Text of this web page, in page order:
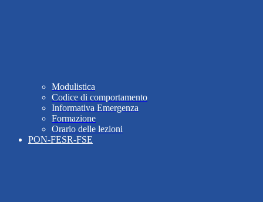
Modulistica
Codice di comportamento
Informativa Emergenza
Formazione
Orario delle lezioni
PON-FESR-FSE